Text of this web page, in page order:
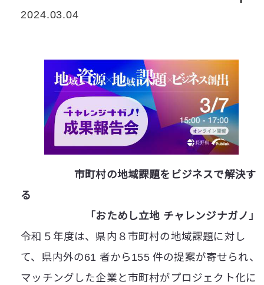
2024.03.04
市町村の地域課題をビジネスで解決す
る
「おためし立地 チャレンジナガノ」
令和５年度は、県内８市町村の地域課題に対し
て、県内外の61 者から155 件の提案が寄せられ、
マッチングした企業と市町村がプロジェクト化に